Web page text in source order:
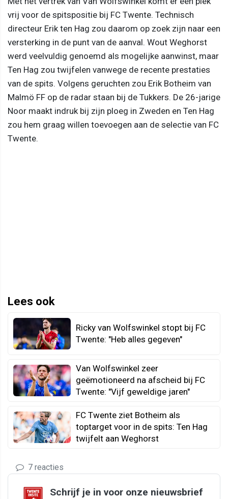
vrij voor de spitspositie bij FC Twente. Technisch
directeur Erik ten Hag zou daarom op zoek zijn naar een
versterking in de punt van de aanval. Wout Weghorst
werd veelvuldig genoemd als mogelijke aanwinst, maar
Ten Hag zou twijfelen vanwege de recente prestaties
van de spits. Volgens geruchten zou Erik Botheim van
Malmö FF op de radar staan bij de Tukkers. De 26-jarige
Noor maakt indruk bij zijn ploeg in Zweden en Ten Hag
zou hem graag willen toevoegen aan de selectie van FC
Twente.
Lees ook
Ricky van Wolfswinkel stopt bij FC
Twente: "Heb alles gegeven"
Van Wolfswinkel zeer
geëmotioneerd na afscheid bij FC
Twente: "Vijf geweldige jaren"
FC Twente ziet Botheim als
toptarget voor in de spits: Ten Hag
twijfelt aan Weghorst
7 reacties
Schrijf je in voor onze nieuwsbrief